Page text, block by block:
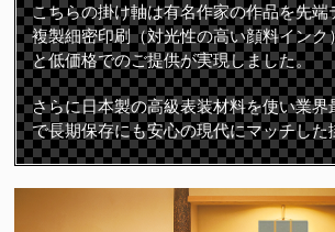
こちらの掛け軸は有名作家の作品を先端
複製細密印刷（対光性の高い顔料インク
と低価格でのご提供が実現しました。
さらに日本製の高級表装材料を使い業界
で長期保存にも安心の現代にマッチした